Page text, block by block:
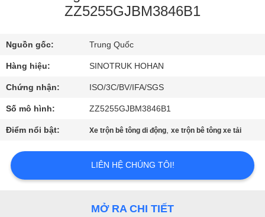
MÁY
KIỂM
SOÁT
CHẤT
LƯỢNG
LIÊN
ZZ5255GJBM3846B1
Nguồn gốc: Trung Quốc
Hàng hiệu: SINOTRUK HOHAN
Chứng nhận: ISO/3C/BV/IFA/SGS
Số mô hình: ZZ5255GJBM3846B1
Điểm nổi bật: Xe trộn bê tông di động,xe trộn bê tông xe tải
LIÊN HỆ CHÚNG TÔI!
MỞ RA CHI TIẾT